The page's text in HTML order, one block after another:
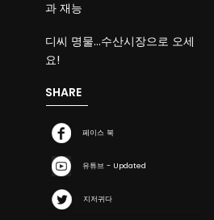
과 재능
디씨 명물…수산시장으로 오세
요!
SHARE
페이스 북
유튜브 - Updated
지저귀다